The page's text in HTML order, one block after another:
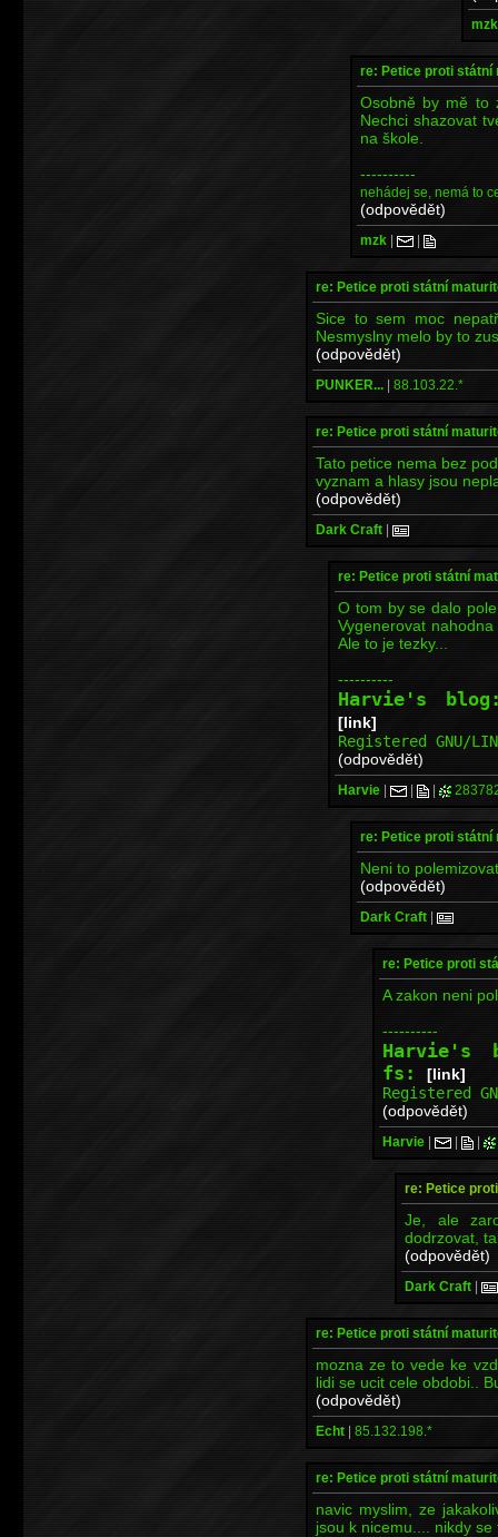
mzk
re: Petice proti státní
Osobně by mě to
Nechci shazovat
na škole.
----------
nehádej se, nemá to
(odpovědět)
mzk | |
re: Petice proti státní
Sice to sem moc
Nesmyslny melo by to
(odpovědět)
PUNKER... | 88.103.22.*
re: Petice proti státní
Tato petice nema bez
vyznam a hlasy jsou
(odpovědět)
Dark Craft |
re: Petice proti státní
O tom by se dalo
Vygenerovat
Ale to je tezky...
----------
Harvie's
[link]
Registered GNU/
(odpovědět)
Harvie | | |
re: Petice proti státní
Neni to
(odpovědět)
Dark Craft |
re: Petice proti
A zakon neni
----------
fs:
[link]
Registered
(odpovědět)
Harvie | | |
re: Petice
Je, ale
dodrzovat,
(odpovědět)
Dark Craft |
re: Petice proti státní
mozna ze to vede ke
lidi se ucit cele obdobi..
(odpovědět)
Echt | 85.132.198.*
re: Petice proti státní
navic myslim, ze
jsou k nicemu.... nikdy